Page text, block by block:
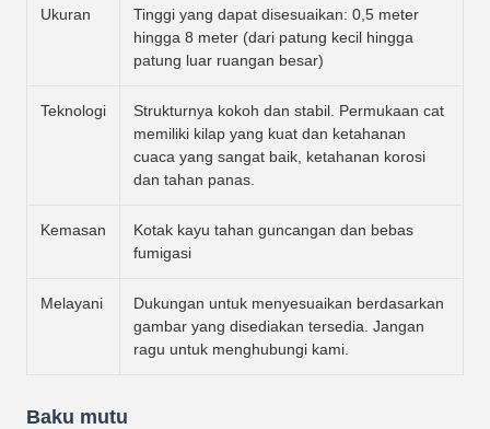
Ukuran
Tinggi yang dapat disesuaikan: 0,5 meter
hingga 8 meter (dari patung kecil hingga
patung luar ruangan besar)
Teknologi
Strukturnya kokoh dan stabil. Permukaan cat
memiliki kilap yang kuat dan ketahanan
cuaca yang sangat baik, ketahanan korosi
dan tahan panas.
Kemasan
Kotak kayu tahan guncangan dan bebas
fumigasi
Melayani
Dukungan untuk menyesuaikan berdasarkan
gambar yang disediakan tersedia. Jangan
ragu untuk menghubungi kami.
Baku mutu